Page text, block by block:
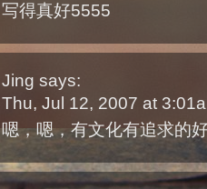
写得真好5555
Jing says:
Thu, Jul 12, 2007 at
嗯，嗯，有文化有追求的